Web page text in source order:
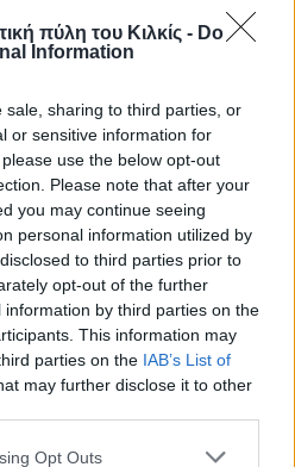
πύλη του Κιλκίς - Do
Information
sale, sharing to third parties, or
or sensitive information for
use the below opt-out
Please note that after your
you may continue seeing
personal information utilized by
to third parties prior to
opt-out of the further
by third parties on the
This information may
parties on the IAB’s List of
may further disclose it to other
Opt Outs
Παππάς, εκεί Παππάς, που είναι
και οι Κιλκισιώτες
2026 - Κανένα σχόλιο
την περιφέρεια – μειώσ…